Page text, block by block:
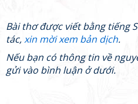
Bài thơ được viết bằng tiếng
tác,xin mời xem bản dịch.
Nếu bạn có thông tin về
gửi vào bình luận ở dưới.